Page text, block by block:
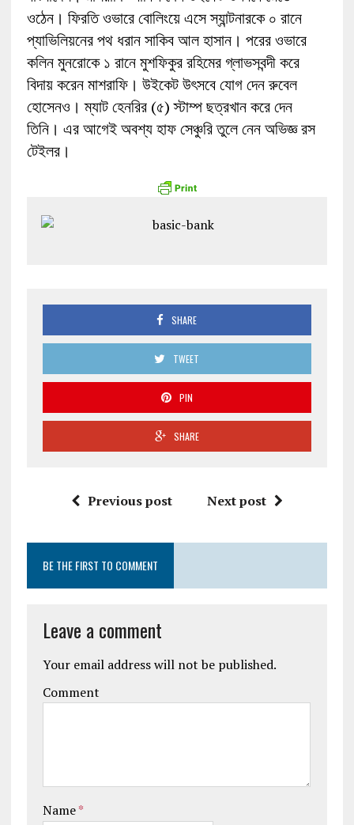
ওঠেন। ফিরতি ওভারে বোলিংয়ে এসে স্যান্টনারকে ০ রানে
প্যাভিলিয়নের পথ ধরান সাকিব আল হাসান। পরের ওভারে
কলিন মুনরোকে ১ রানে মুশফিকুর রহিমের গ্লাভসবন্দী করে
বিদায় করেন মাশরাফি। উইকেট উৎসবে যোগ দেন রুবেল
হোসেনও। ম্যাট হেনরির (৫) স্টাম্প ছত্রখান করে দেন
তিনি। এর আগেই অবশ্য হাফ সেঞ্চুরি তুলে নেন অভিজ্ঞ রস
টেইলর।
SHARE
TWEET
PIN
SHARE
Previous post Next post
BE THE FIRST TO COMMENT
Leave a comment
Your email address will not be published.
Comment
Name*